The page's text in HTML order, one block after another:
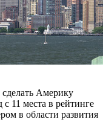
Америку
с 11 места в рейтинге
в области развития